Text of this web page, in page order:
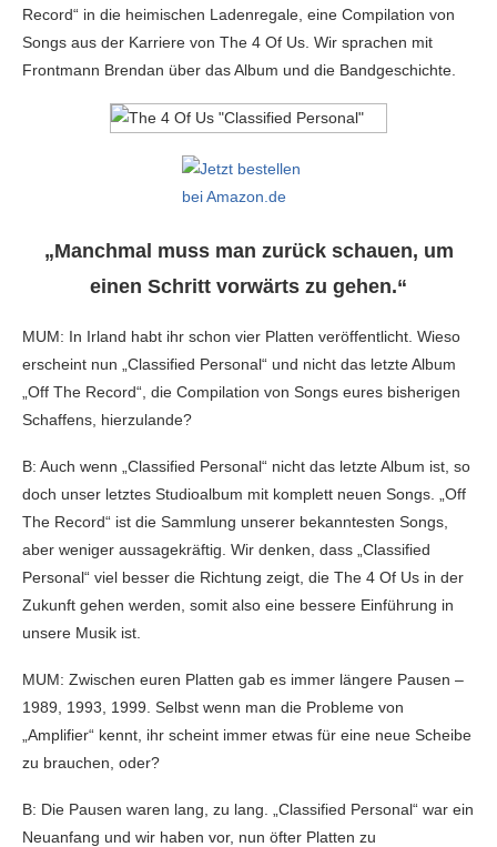
Record“ in die heimischen Ladenregale, eine Compilation von
Songs aus der Karriere von The 4 Of Us. Wir sprachen mit
Frontmann Brendan über das Album und die Bandgeschichte.
„Manchmal muss man zurück schauen, um
einen Schritt vorwärts zu gehen.“
MUM: In Irland habt ihr schon vier Platten veröffentlicht. Wieso
erscheint nun „Classified Personal“ und nicht das letzte Album
„Off The Record“, die Compilation von Songs eures bisherigen
Schaffens, hierzulande?
B: Auch wenn „Classified Personal“ nicht das letzte Album ist, so
doch unser letztes Studioalbum mit komplett neuen Songs. „Off
The Record“ ist die Sammlung unserer bekanntesten Songs,
aber weniger aussagekräftig. Wir denken, dass „Classified
Personal“ viel besser die Richtung zeigt, die The 4 Of Us in der
Zukunft gehen werden, somit also eine bessere Einführung in
unsere Musik ist.
MUM: Zwischen euren Platten gab es immer längere Pausen –
1989, 1993, 1999. Selbst wenn man die Probleme von
„Amplifier“ kennt, ihr scheint immer etwas für eine neue Scheibe
zu brauchen, oder?
B: Die Pausen waren lang, zu lang. „Classified Personal“ war ein
Neuanfang und wir haben vor, nun öfter Platten zu